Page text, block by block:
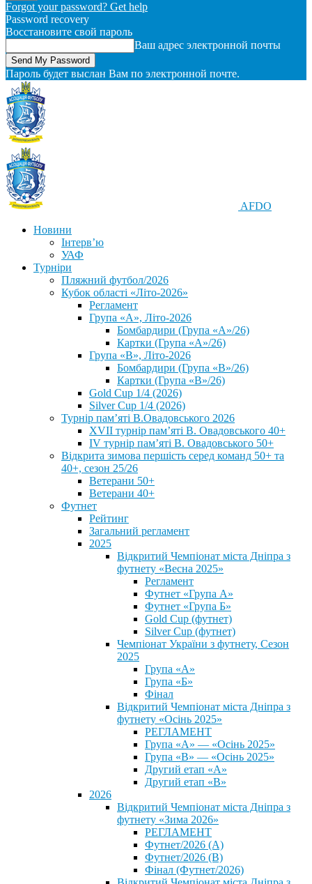
Forgot your password? Get help
Password recovery
Восстановите свой пароль
Ваш адрес электронной почты
Пароль будет выслан Вам по электронной почте.
AFDO
Новини
Інтерв’ю
УАФ
Турніри
Пляжний футбол/2026
Кубок області «Літо-2026»
Регламент
Група «А», Літо-2026
Бомбардири (Група «А»/26)
Картки (Група «А»/26)
Група «В», Літо-2026
Бомбардири (Група «В»/26)
Картки (Група «В»/26)
Gold Cup 1/4 (2026)
Silver Cup 1/4 (2026)
Турнір пам’яті В.Овадовського 2026
XVII турнір пам’яті В. Овадовського 40+
IV турнір пам’яті В. Овадовського 50+
Відкрита зимова першість серед команд 50+ та
40+, сезон 25/26
Ветерани 50+
Ветерани 40+
Футнет
Рейтинг
Загальний регламент
2025
Відкритий Чемпіонат міста Дніпра з
футнету «Весна 2025»
Регламент
Футнет «Група А»
Футнет «Група Б»
Gold Cup (футнет)
Silver Cup (футнет)
Чемпіонат України з футнету, Сезон
2025
Група «А»
Група «Б»
Фінал
Відкритий Чемпіонат міста Дніпра з
футнету «Осінь 2025»
РЕГЛАМЕНТ
Група «А» — «Осінь 2025»
Група «В» — «Осінь 2025»
Другий етап «А»
Другий етап «В»
2026
Відкритий Чемпіонат міста Дніпра з
футнету «Зима 2026»
РЕГЛАМЕНТ
Футнет/2026 (А)
Футнет/2026 (В)
Фінал (Футнет/2026)